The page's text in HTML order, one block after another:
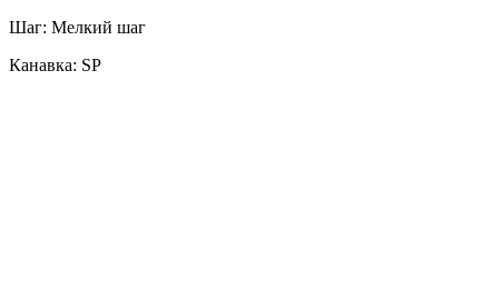
Шаг: Мелкий шаг
Канавка: SP